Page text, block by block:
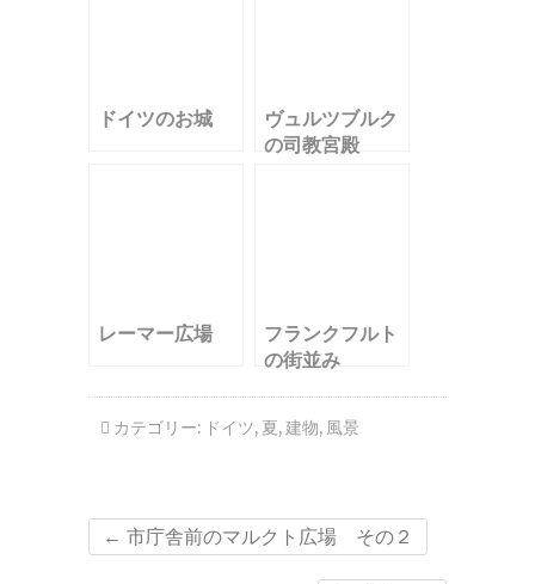
ドイツのお城
ヴュルツブルク
の司教宮殿
レーマー広場
フランクフルト
の街並み
カテゴリー: ドイツ, 夏,建物, 風景
← 市庁舎前のマルクト広場 その２